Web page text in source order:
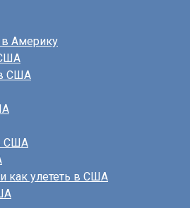
Америку
США
США
как улететь в США